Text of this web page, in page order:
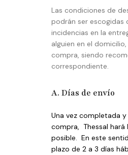
Las condiciones de
podrán ser escogidas
incidencias en la
alguien en el
compra, siendo
correspondiente.
A. Días de envío
Una vez completada
compra, Thessal
posible. En este
plazo de 2 a 3 días